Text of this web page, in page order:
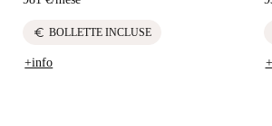
euro BOLLETTE INCLUSE
+info